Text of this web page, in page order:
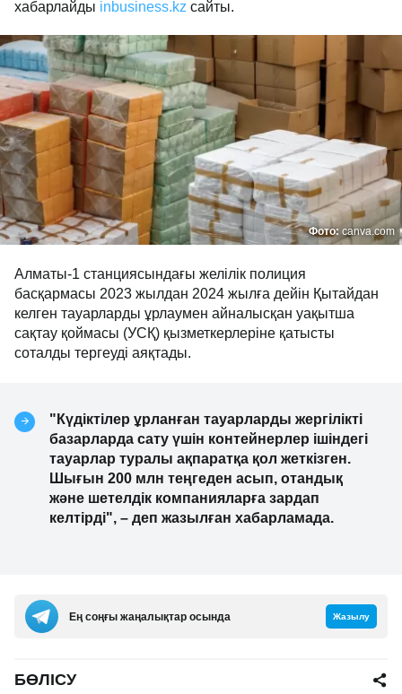
хабарлайды inbusiness.kz сайты.
Фото: canva.com
Алматы-1 станциясындағы желілік полиция
басқармасы 2023 жылдан 2024 жылға дейін Қытайдан
келген тауарларды ұрлаумен айналысқан уақытша
сақтау қоймасы (УСҚ) қызметкерлеріне қатысты
соталды тергеуді аяқтады.
"Күдіктілер ұрланған тауарларды жергілікті
базарларда сату үшін контейнерлер ішіндегі
тауарлар туралы ақпаратқа қол жеткізген.
Шығын 200 млн теңгеден асып, отандық
және шетелдік компанияларға зардап
келтірді", – деп жазылған хабарламада.
Ең соңғы жаңалықтар осында Жазылу
БӨЛІСУ